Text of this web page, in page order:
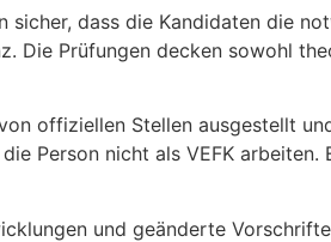
dass die Kandidaten die
Die Prüfungen decken sowohl
offiziellen Stellen ausgestellt
Person nicht als VEFK arbeiten.
und geänderte